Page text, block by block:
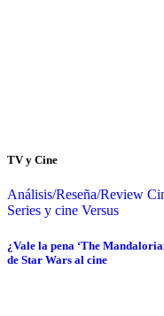
TV y Cine
Análisis/Reseña/Review
Series y cine Versus
¿Vale la pena ‘The
de Star Wars al cine